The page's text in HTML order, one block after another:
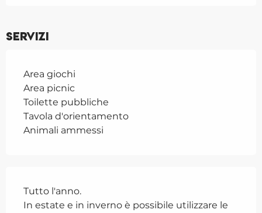
Servizi
Area giochi
Area picnic
Toilette pubbliche
Tavola d'orientamento
Animali ammessi
Tutto l'anno.
In estate e in inverno è possibile utilizzare le